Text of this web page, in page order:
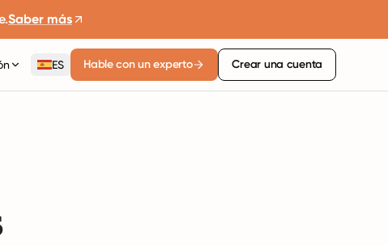
Saber más
ES Hable con un experto Crear una cuenta